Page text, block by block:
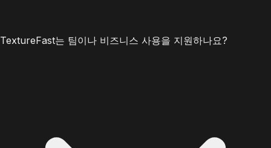
TextureFast는 팀이나 비즈니스 사용을 지원하나요?